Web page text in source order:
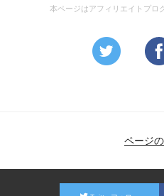
本ページはアフィリエイトプロ
ページ